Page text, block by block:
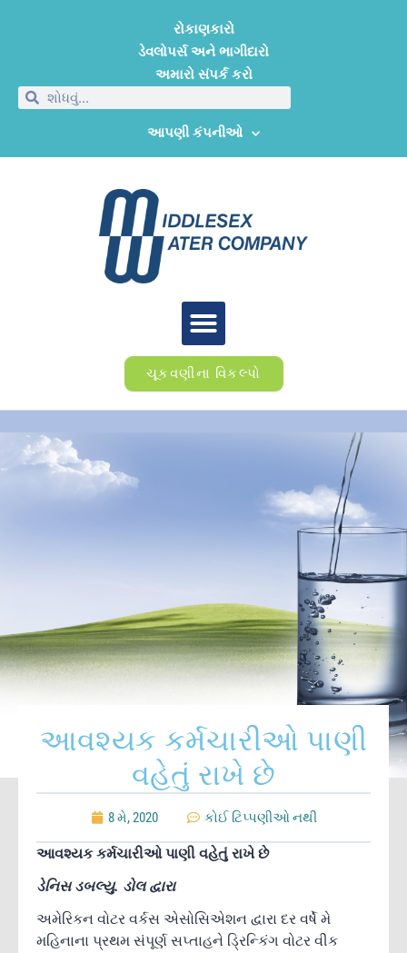
રોકાણકારો
ડેવલોપર્સ અને ભાગીદારો
અમારો સંપર્ક કરો
આપણી કંપનીઓ
ચૂકવણીના વિકલ્પો
આવશ્યક કર્મચારીઓ પાણી
વહેતું રાખે છે
8 મે, 2020 કોઈ ટિપ્પણીઓ નથી
આવશ્યક કર્મચારીઓ પાણી વહેતું રાખે છે
ડેનિસ ડબલ્યુ. ડોલ દ્વારા
અમેરિકન વોટર વર્કસ એસોસિએશન દ્વારા દર વર્ષે મે
મહિનાના પ્રથમ સંપૂર્ણ સપ્તાહને ડ્રિન્કિંગ વોટર વીક